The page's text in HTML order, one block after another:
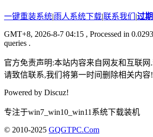
一键重装系统|雨人系统下载|联系我们 |过
GMT+8, 2026-8-7 04:15 , Processed in
queries .
官方免责声明:本站内容来自网友和互联网
请致信联系,我们将第一时间删除相关内容!
Powered by Discuz!
专注于win7_win10_win11系统下载装机
© 2010-2025 GQGTPC.Com